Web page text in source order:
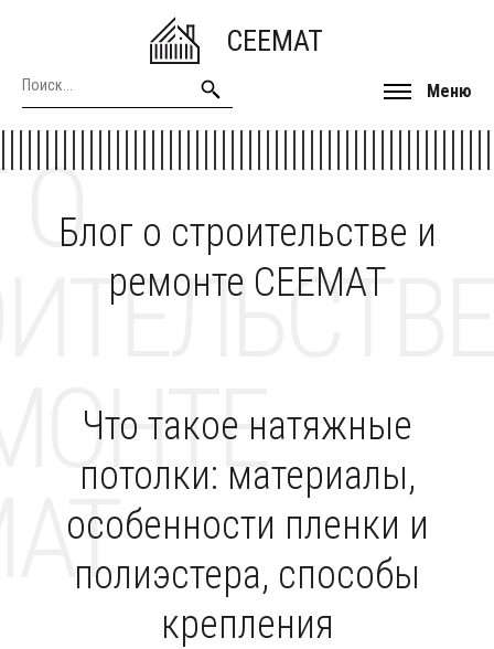
CEEMAT
Меню
Блог о строительстве и
ремонте CEEMAT
О
Что такое натяжные
потолки: материалы,
особенности пленки и
полиэстера, способы
крепления